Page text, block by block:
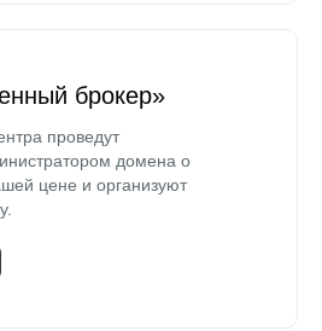
брокер»
проведут
домена о
цене и организуют